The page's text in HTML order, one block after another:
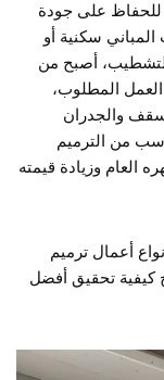
للحفاظ على جودة
سكنية أو
أصبح من
المطلوب،
والجدران
من الترميم
العام وزيادة قيمته
أعمال ترميم
كيفية تحقيق أفضل